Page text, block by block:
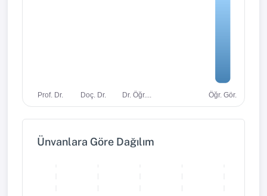
Prof. Dr. Doç. Dr. Dr. Öğr.... Öğr. Gör.
Ünvanlara Göre Dağılım